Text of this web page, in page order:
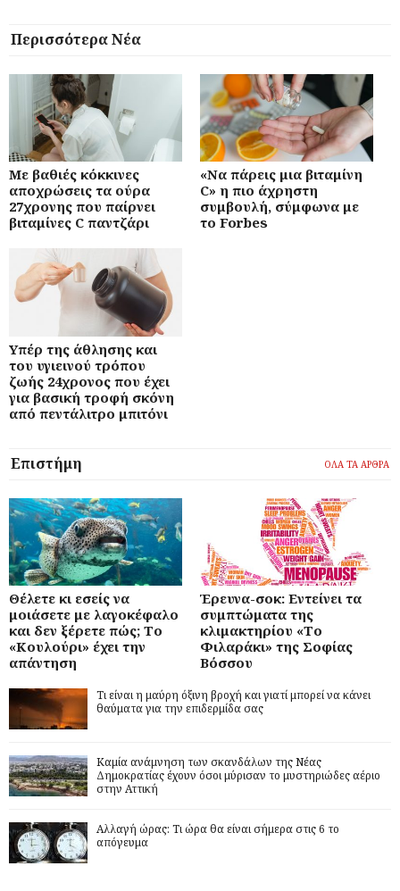
Περισσότερα Νέα
Με βαθιές κόκκινες
αποχρώσεις τα ούρα
27χρονης που παίρνει
βιταμίνες C παντζάρι
«Να πάρεις μια βιταμίνη
C» η πιο άχρηστη
συμβουλή, σύμφωνα με
το Forbes
Υπέρ της άθλησης και
του υγιεινού τρόπου
ζωής 24χρονος που έχει
για βασική τροφή σκόνη
από πεντάλιτρο μπιτόνι
Επιστήμη ΟΛΑ ΤΑ ΑΡΘΡΑ
Θέλετε κι εσείς να
μοιάσετε με λαγοκέφαλο
και δεν ξέρετε πώς; Το
«Κουλούρι» έχει την
απάντηση
Έρευνα-σοκ: Εντείνει τα
συμπτώματα της
κλιμακτηρίου «Το
Φιλαράκι» της Σοφίας
Βόσσου
Τι είναι η μαύρη όξινη βροχή και γιατί μπορεί να κάνει
θαύματα για την επιδερμίδα σας
Καμία ανάμνηση των σκανδάλων της Νέας
Δημοκρατίας έχουν όσοι μύρισαν το μυστηριώδες αέριο
στην Αττική
Αλλαγή ώρας: Τι ώρα θα είναι σήμερα στις 6 το
απόγευμα